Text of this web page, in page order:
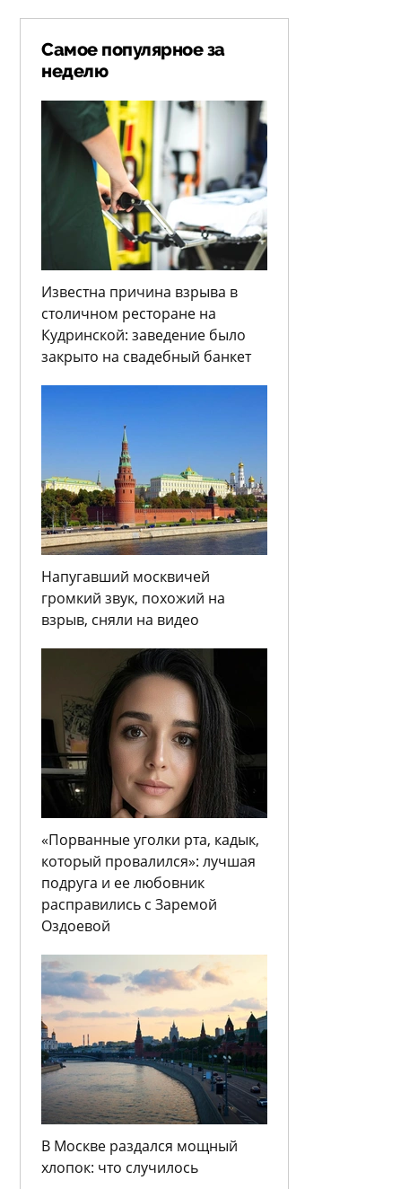
Самое популярное за
неделю
Известна причина взрыва в
столичном ресторане на
Кудринской: заведение было
закрыто на свадебный банкет
Напугавший москвичей
громкий звук, похожий на
взрыв, сняли на видео
«Порванные уголки рта, кадык,
который провалился»: лучшая
подруга и ее любовник
расправились с Заремой
Оздоевой
В Москве раздался мощный
хлопок: что случилось